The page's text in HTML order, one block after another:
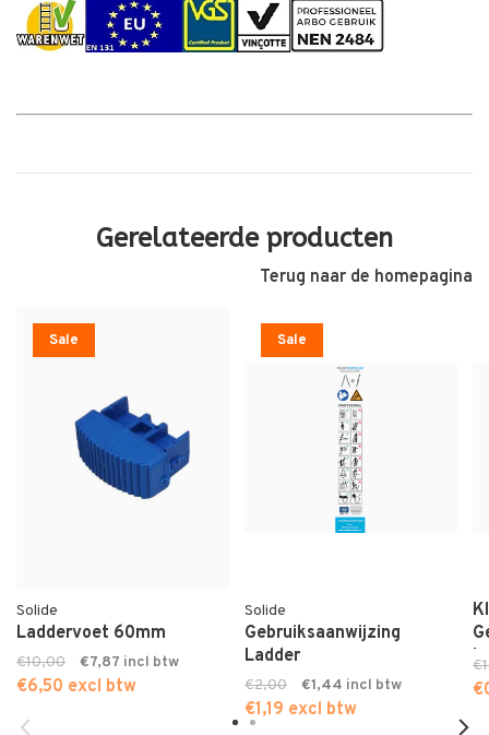
Gerelateerde producten
Terug naar de homepagina
Sale
Solide
Laddervoet 60mm
€10,00 €7,87
€6,50 excl btw
Sale
Solide
Gebruiksaanwijzing
Ladder
€2,00 €1,44
€1,19 excl btw